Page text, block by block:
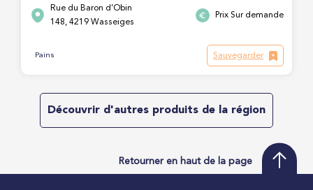
Rue du Baron d’Obin
148, 4219 Wasseiges
Prix Sur demande
Pains Sauvegarder
Découvrir d'autres produits de la région
Retourner en haut de la page